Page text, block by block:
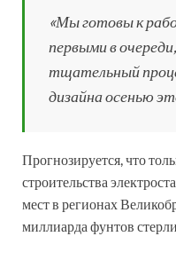
«Мы готовы к
первыми в
тщательный
дизайна осенью
Прогнозируется, что
строительства
мест в регионах
миллиарда фунтов